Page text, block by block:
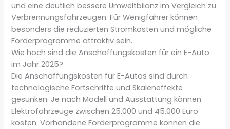
und eine deutlich bessere Umweltbilanz im Vergleich zu
Verbrennungsfahrzeugen. Für Wenigfahrer können
besonders die reduzierten Stromkosten und mögliche
Förderprogramme attraktiv sein.
Wie hoch sind die Anschaffungskosten für ein E-Auto
im Jahr 2025?
Die Anschaffungskosten für E-Autos sind durch
technologische Fortschritte und Skaleneffekte
gesunken. Je nach Modell und Ausstattung können
Elektrofahrzeuge zwischen 25.000 und 45.000 Euro
kosten. Vorhandene Förderprogramme können die